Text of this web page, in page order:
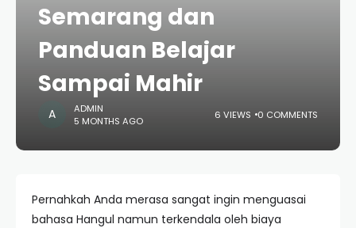
Semarang dan
Panduan Belajar
Sampai Mahir
ADMIN
5 MONTHS AGO
6 VIEWS 0 COMMENTS
Pernahkah Anda merasa sangat ingin menguasai
bahasa Hangul namun terkendala oleh biaya